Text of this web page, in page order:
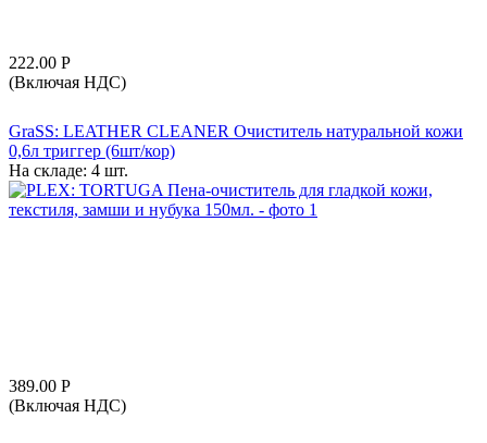
222.00 Р
(Включая НДС)
GraSS: LEATHER CLEANER Очиститель натуральной кожи
0,6л триггер (6шт/кор)
На складе: 4 шт.
389.00 Р
(Включая НДС)